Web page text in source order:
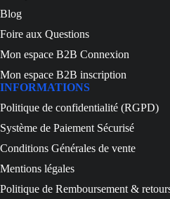
Blog
Foire aux Questions
Mon espace B2B Connexion
Mon espace B2B inscription
INFORMATIONS
Politique de confidentialité (RGPD)
Système de Paiement Sécurisé
Conditions Générales de vente
Mentions légales
Politique de Remboursement &